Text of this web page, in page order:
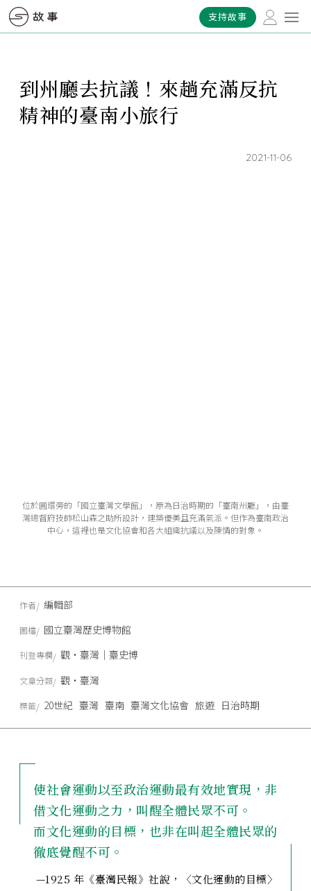
支持故事
到州廳去抗議！來趟充滿反抗
精神的臺南小旅行
2021-11-06
位於圓環旁的「國立臺灣文學館」，原為日治時期的「臺南州廳」，由臺
灣總督府技師松山森之助所設計，建築優美且充滿氣派。但作為臺南政治
中心，這裡也是文化協會和各大組織抗議以及陳情的對象。
使社會運動以至政治運動最有效地實現，非
借文化運動之力，叫醒全體民眾不可。
而文化運動的目標，也非在叫起全體民眾的
徹底覺醒不可。
—1925 年《臺灣民報》社說，〈文化運動的目標〉
作者 編輯部
圖檔 國立臺灣歷史博物館
刊登專欄 觀‧臺灣｜臺史博
文章分類 觀‧臺灣
標籤 20世紀 臺灣 臺南 臺灣文化協會 旅遊 日治時期